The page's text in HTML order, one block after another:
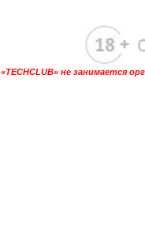
«TECHCLUB» не занимается